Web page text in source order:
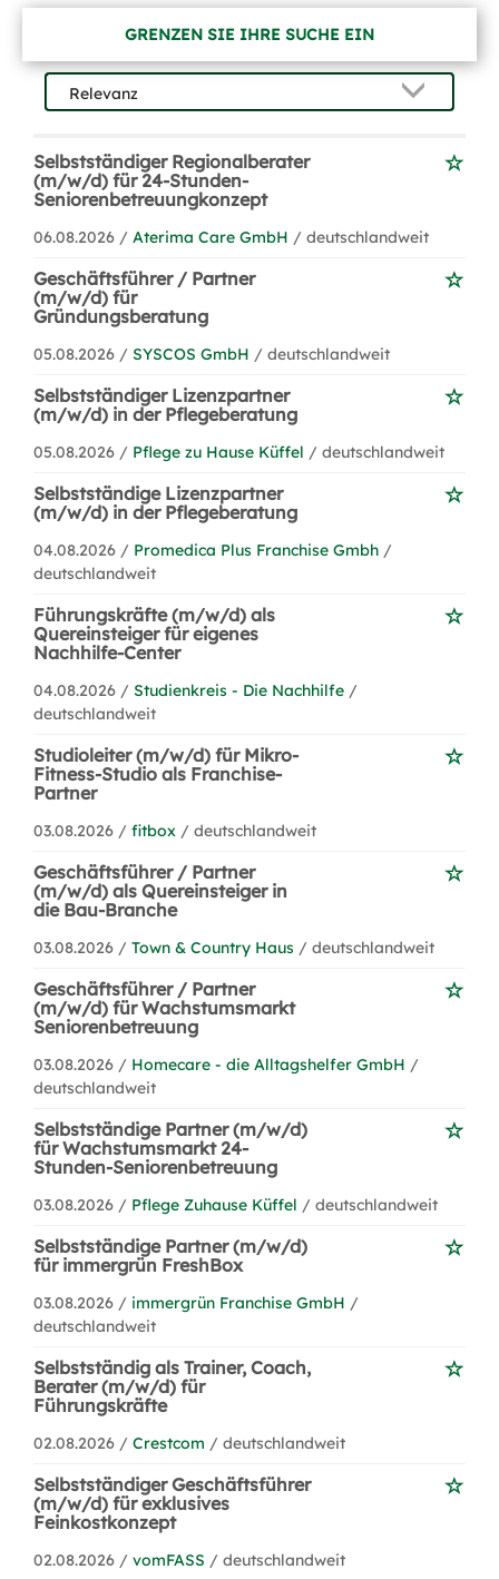
GRENZEN SIE IHRE SUCHE EIN
Selbstständiger Regionalberater
(m/w/d) für 24-Stunden-
Seniorenbetreuungkonzept
06.08.2026 / Aterima Care GmbH / deutschlandweit
Geschäftsführer / Partner
(m/w/d) für
Gründungsberatung
05.08.2026 / SYSCOS GmbH / deutschlandweit
Selbstständiger Lizenzpartner
(m/w/d) in der Pflegeberatung
05.08.2026 / Pflege zu Hause Küffel / deutschlandweit
Selbstständige Lizenzpartner
(m/w/d) in der Pflegeberatung
04.08.2026 / Promedica Plus Franchise Gmbh /
deutschlandweit
Führungskräfte (m/w/d) als
Quereinsteiger für eigenes
Nachhilfe-Center
04.08.2026 / Studienkreis - Die Nachhilfe /
deutschlandweit
Studioleiter (m/w/d) für Mikro-
Fitness-Studio als Franchise-
Partner
03.08.2026 / fitbox / deutschlandweit
Geschäftsführer / Partner
(m/w/d) als Quereinsteiger in
die Bau-Branche
03.08.2026 / Town & Country Haus / deutschlandweit
Geschäftsführer / Partner
(m/w/d) für Wachstumsmarkt
Seniorenbetreuung
03.08.2026 / Homecare - die Alltagshelfer GmbH /
deutschlandweit
Selbstständige Partner (m/w/d)
für Wachstumsmarkt 24-
Stunden-Seniorenbetreuung
03.08.2026 / Pflege Zuhause Küffel / deutschlandweit
Selbstständige Partner (m/w/d)
für immergrün FreshBox
03.08.2026 / immergrün Franchise GmbH /
deutschlandweit
Selbstständig als Trainer, Coach,
Berater (m/w/d) für
Führungskräfte
02.08.2026 / Crestcom / deutschlandweit
Selbstständiger Geschäftsführer
(m/w/d) für exklusives
Feinkostkonzept
02.08.2026 / vomFASS / deutschlandweit